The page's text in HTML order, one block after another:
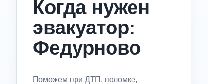
Когда нужен
эвакуатор:
Федурново
Поможем при ДТП, поломке,